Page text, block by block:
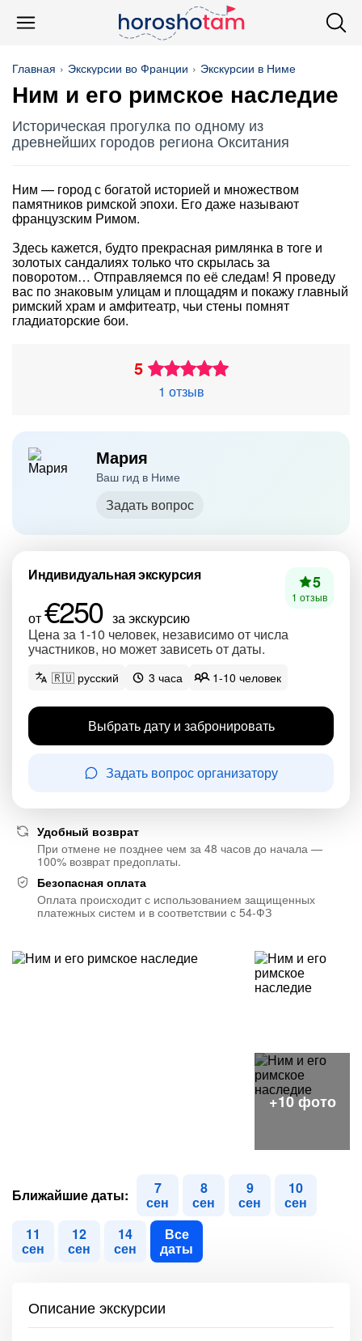
Главная Экскурсии во Франции Экскурсии в Ниме
Ним и его римское наследие
Историческая прогулка по одному из
древнейших городов региона Окситания
Ним — город с богатой историей и множеством
памятников римской эпохи. Его даже называют
французским Римом.
Здесь кажется, будто прекрасная римлянка в тоге и
золотых сандалиях только что скрылась за
поворотом… Отправляемся по её следам! Я проведу
вас по знаковым улицам и площадям и покажу главный
римский храм и амфитеатр, чьи стены помнят
гладиаторские бои.
5
1 отзыв
Мария
Ваш гид в Ниме
Задать вопрос
Индивидуальная экскурсия
от€250 за экскурсию
Цена за 1-10 человек, независимо от числа
участников, но может зависеть от даты.
5
1 отзыв
🇷🇺 русский 3 часа 1-10 человек
Выбрать дату и забронировать
Задать вопрос организатору
Удобный возврат
При отмене не позднее чем за 48 часов до начала —
100% возврат предоплаты.
Безопасная оплата
Оплата происходит с использованием защищенных
платежных систем и в соответствии с 54-ФЗ
Ближайшие даты: 7
сен
8
сен
9
сен
10
сен
11
сен
12
сен
14
сен
Все
даты
Описание экскурсии